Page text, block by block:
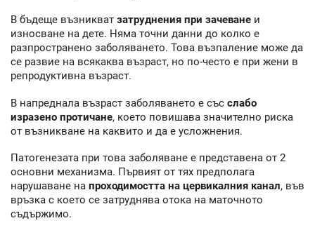
В бъдеще възникват затруднения при зачеване и
износване на дете. Няма точни данни до колко е
разпространено заболяването. Това възпаление може да
се развие на всякаква възраст, но по-често е при жени в
репродуктивна възраст.
В напреднала възраст заболяването е със слабо
изразено протичане, което повишава значително риска
от възникване на каквито и да е усложнения.
Патогенезата при това заболяване е представена от 2
основни механизма. Първият от тях предполага
нарушаване на проходимостта на цервикалния канал, във
връзка с което се затруднява отока на маточното
съдържимо.